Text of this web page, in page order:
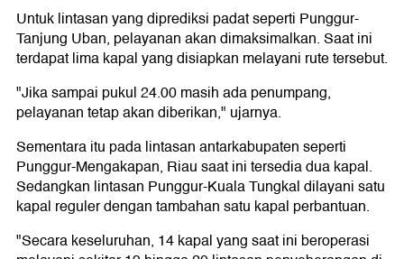
Untuk lintasan yang diprediksi padat seperti Punggur-
Tanjung Uban, pelayanan akan dimaksimalkan. Saat ini
terdapat lima kapal yang disiapkan melayani rute tersebut.
"Jika sampai pukul 24.00 masih ada penumpang,
pelayanan tetap akan diberikan," ujarnya.
Sementara itu pada lintasan antarkabupaten seperti
Punggur-Mengakapan, Riau saat ini tersedia dua kapal.
Sedangkan lintasan Punggur-Kuala Tungkal dilayani satu
kapal reguler dengan tambahan satu kapal perbantuan.
"Secara keseluruhan, 14 kapal yang saat ini beroperasi